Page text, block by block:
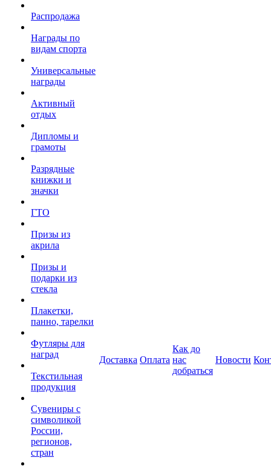
Распродажа
Награды по
видам спорта
Универсальные
награды
Активный
отдых
Дипломы и
грамоты
Разрядные
книжки и
значки
ГТО
Призы из
акрила
Призы и
подарки из
стекла
Плакетки,
панно, тарелки
Футляры для
наград
Текстильная
продукция
Сувениры с
символикой
России,
регионов,
стран
Доставка Оплата
Как до
нас
добраться
Новости